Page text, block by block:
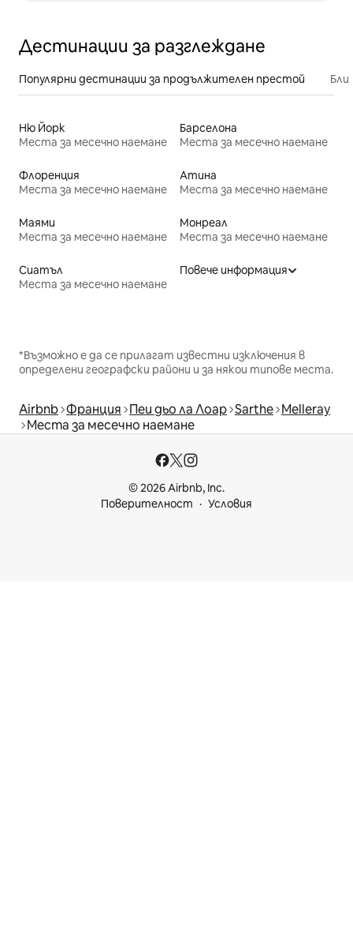
Дестинации за разглеждане
Популярни дестинации за продължителен престой
Ню Йорк
Места за месечно наемане
Барселона
Места за месечно наемане
Флоренция
Места за месечно наемане
Атина
Места за месечно наемане
Маями
Места за месечно наемане
Монреал
Места за месечно наемане
Сиатъл
Места за месечно наемане
Повече информация
*Възможно е да се прилагат известни изключения в
определени географски райони и за някои типове места.
Airbnb Франция Пеи дьо ла Лоар Sarthe Melleray
Места за месечно наемане
© 2026 Airbnb, Inc.
Поверителност
Условия